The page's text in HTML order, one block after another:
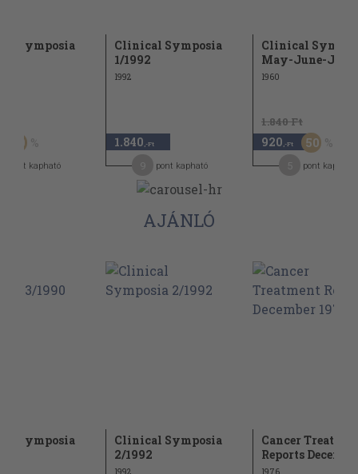
Symposia
50
pont kapható
Clinical Symposia
1/1992
1992
1.840 ,-Ft
pont kapható
Clinical
May-June-July
1960
1.840 Ft
920 ,-Ft 50
pont kapható
AJÁNLÓ
Symposia
Clinical Symposia
2/1992
1992
Cancer
Reports
1976